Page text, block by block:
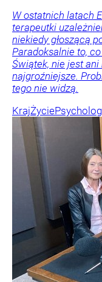
W ostatnich latach
terapeutki
niekiedy głoszącą
Paradoksalnie to,
Świątek, nie jest
najgroźniejsze.
tego nie widzą.
KrajŻycie